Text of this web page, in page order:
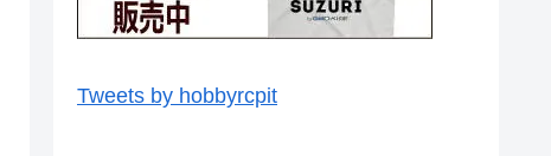
Tweets by hobbyrcpit